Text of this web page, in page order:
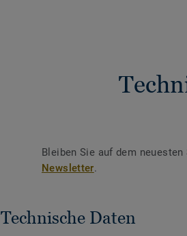
Bleiben Sie auf dem
Newsletter.
Technische Daten